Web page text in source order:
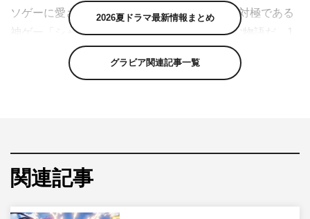
ソゲーに愛された男“陽務楽郎”が、クソゲーの対極である
神ゲー「シャングリラ・フロンティア」に挑む物語だ。1
人のクソゲーハンターが、神ゲーに挑む至高の“ゲーム×フ
ァンタジー”冒険譚が開幕する。
2026夏ドラマ最新情報まとめ
グラビア関連記事一覧
関連記事